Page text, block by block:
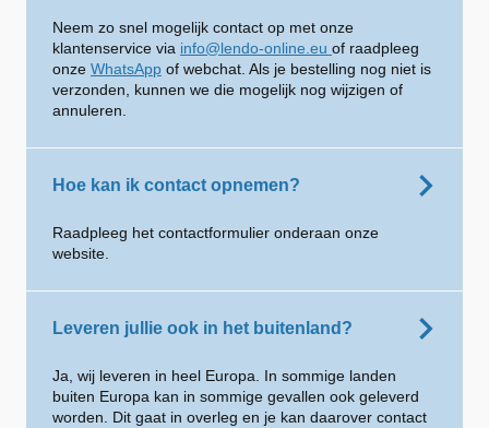
Neem zo snel mogelijk contact op met onze
klantenservice via info@lendo-online.eu of raadpleeg
onze WhatsApp of webchat. Als je bestelling nog niet is
verzonden, kunnen we die mogelijk nog wijzigen of
annuleren.
Hoe kan ik contact opnemen?
Raadpleeg het contactformulier onderaan onze
website.
Leveren jullie ook in het buitenland?
Ja, wij leveren in heel Europa. In sommige landen
buiten Europa kan in sommige gevallen ook geleverd
worden. Dit gaat in overleg en je kan daarover contact